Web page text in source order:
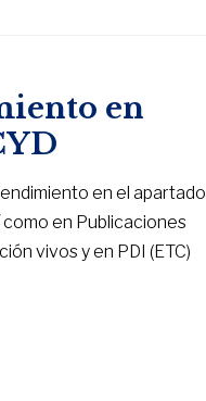
en
en el apartado
en Publicaciones
vivos y en PDI (ETC)